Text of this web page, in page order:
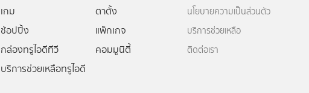
เกม
ตาตั้ง
ช้อปปิ้ง
แพ็กเกจ
กล่องทรูไอดีทีวี
คอมมูนิตี้
บริการช่วยเหลือทรูไอดี
นโยบายความเป็นส่วนตัว
บริการช่วยเหลือ
ติดต่อเรา